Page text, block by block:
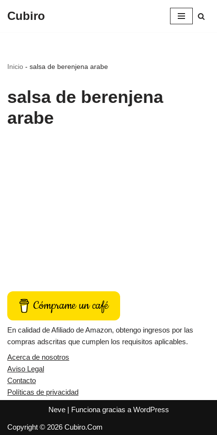
Cubiro
Inicio - salsa de berenjena arabe
salsa de berenjena
arabe
Cómprame un café
En calidad de Afiliado de Amazon, obtengo ingresos por las
compras adscritas que cumplen los requisitos aplicables.
Acerca de nosotros
Aviso Legal
Contacto
Políticas de privacidad
Neve| Funciona gracias a WordPress
Copyright © 2026 Cubiro.Com